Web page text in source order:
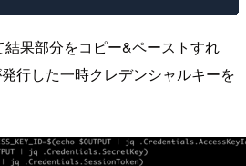
果部分をコピー&ペーストすれ
行した一時クレデンシャルキーを